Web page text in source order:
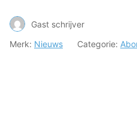
Gast schrijver
Merk: Nieuws Categorie: